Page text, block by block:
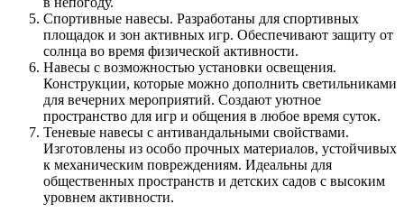
Спортивные навесы. Разработаны для спортивных
площадок и зон активных игр. Обеспечивают защиту от
солнца во время физической активности.
Навесы с возможностью установки освещения.
Конструкции, которые можно дополнить светильниками
для вечерних мероприятий. Создают уютное
пространство для игр и общения в любое время суток.
Теневые навесы с антивандальными свойствами.
Изготовлены из особо прочных материалов, устойчивых
к механическим повреждениям. Идеальны для
общественных пространств и детских садов с высоким
уровнем активности.